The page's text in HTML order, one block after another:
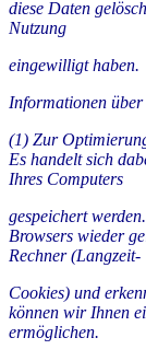
diese Daten
Nutzung
eingewilligt haben.
Informationen über
(1) Zur
Es handelt sich
Ihres Computers
gespeichert
Browsers wieder
Rechner (Langzeit-
Cookies) und
können wir Ihnen
ermöglichen.